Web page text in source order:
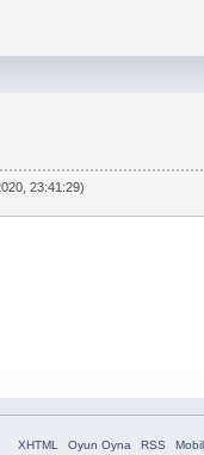
23:41:29)
XHTML Oyun Oyna RSS